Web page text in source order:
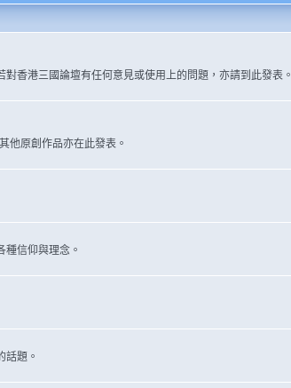
香港三國論壇有任何意見或使用上的問題，亦請到此發表。
他原創作品亦在此發表。
信仰與理念。
話題。